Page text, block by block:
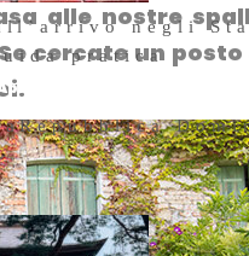
negli
pratica
2026
Repubblica
alle nostre
cercate un posto